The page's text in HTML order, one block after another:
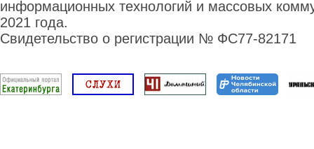
информационных технологий и массовых
2021 года.
Свидетельство о регистрации № ФС77-82171